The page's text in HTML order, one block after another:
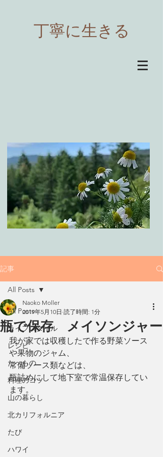
​丁寧に生きる
記事
All Posts
ライフスタイル
レシピ
たべもの
料理のコツ
山の暮らし
北カリフォルニア
たび
ハワイ
All Posts
瓶で保存 メイソンジャー
Naoko Moller
2019年5月10日 読了時間: 1分
我が家では収穫したで作る野菜ソース
や果物のジャム、
常備ソース類などは、
瓶詰めにして地下室で常温保存してい
ます。